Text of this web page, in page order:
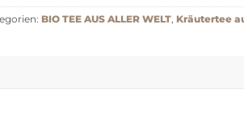
BIO TEE AUS ALLER WELT, Kräutertee